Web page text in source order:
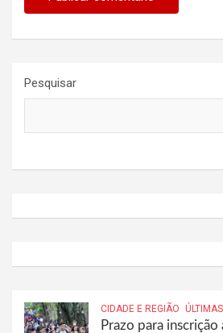
Pesquisar
CIDADE E REGIÃO
Prazo para